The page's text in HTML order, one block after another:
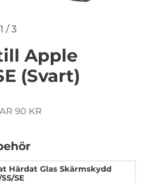
1 /3
Apple
(Svart)
90 KR
Härdat Glas Skärmskydd
SE